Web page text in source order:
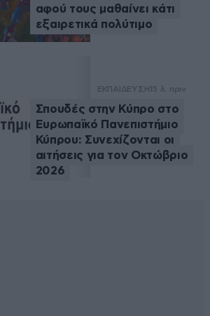
αφού τους μαθαίνει κάτι
εξαιρετικά πολύτιμο
ΕΚΠΑΙΔΕΥΣΗ 15 λ. πριν
Σπουδές στην Κύπρο στο
Ευρωπαϊκό Πανεπιστήμιο
Κύπρου: Συνεχίζονται οι
αιτήσεις για τον Οκτώβριο
2026